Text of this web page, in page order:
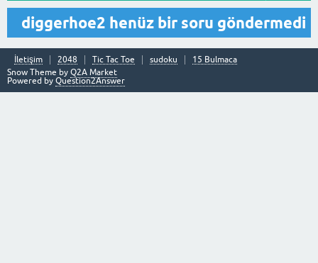
diggerhoe2 henüz bir soru göndermedi
İletişim 2048 Tic Tac Toe sudoku
15 Bulmaca
Snow Theme by Q2A Market
Powered by Question2Answer